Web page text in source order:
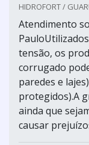
HIDROFORT /
Atendimento
tensão, os
corrugado
paredes e
protegidos).A
ainda que
causar